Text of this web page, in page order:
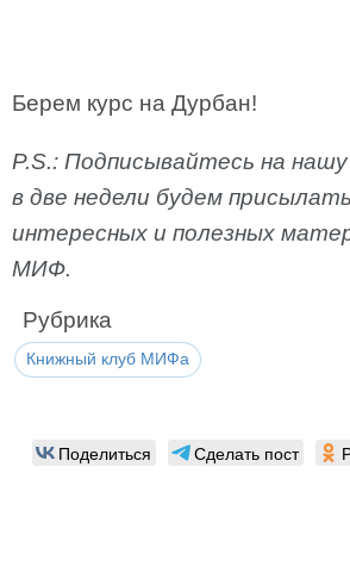
Берем курс на Дурбан!
P.S.: Подписывайтесь на нашу
в две недели будем
интересных и полезных
МИФ.
Рубрика
Книжный клуб МИФа
Поделиться Сделать пост